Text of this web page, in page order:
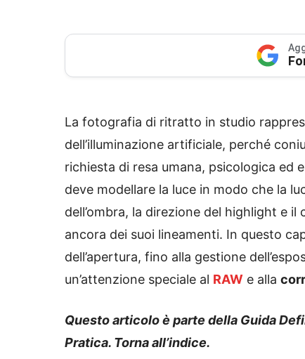
La fotografia di ritratto in studio
dell’illuminazione artificiale, perché
richiesta di resa umana, psicologica ed
deve modellare la luce in modo che la
dell’ombra, la direzione del highlight e
ancora dei suoi lineamenti. In questo
dell’apertura, fino alla gestione
un’attenzione speciale al RAW e alla
Questo articolo è parte della Guida
Pratica. Torna all’indice.